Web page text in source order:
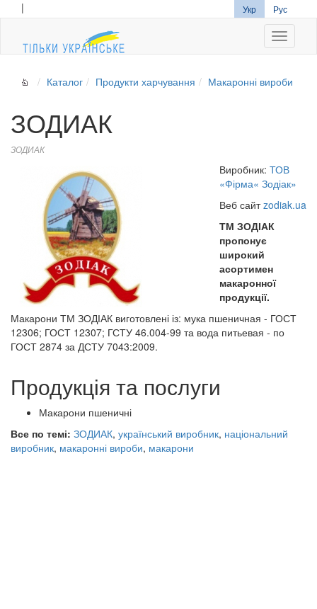
| Укр Рус
Каталог Продукти харчування Макаронні вироби
ЗОДИАК
ЗОДИАК
Виробник: ТОВ
«Фірма« Зодіак»
Веб сайтzodiak.ua
ТМ ЗОДІАК
пропонує
широкий
асортимен
макаронної
продукції.
Макарони ТМ ЗОДІАК виготовлені із: мука пшеничная - ГОСТ
12306; ГОСТ 12307; ГСТУ 46.004-99 та вода питьевая - по
ГОСТ 2874 за ДСТУ 7043:2009.
Продукція та послуги
Макарони пшеничні
Все по темі: ЗОДИАК, український виробник, національний
виробник, макаронні вироби, макарони